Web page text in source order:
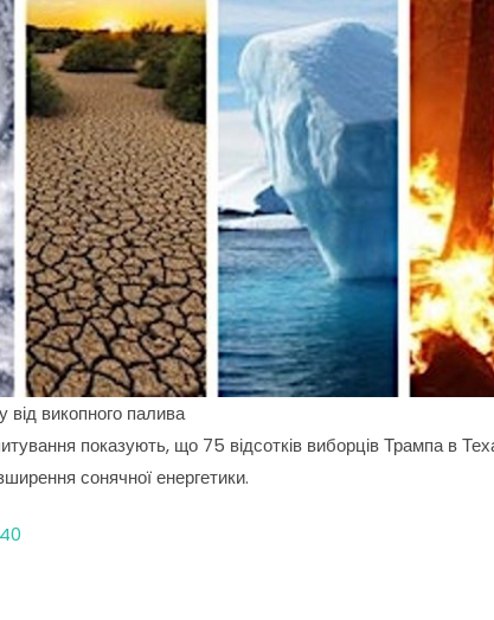
від викопного палива
показують, що 75 відсотків виборців Трампа в
сонячної енергетики.